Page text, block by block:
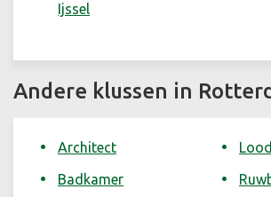
Ijssel
Andere klussen in
Architect
Badkamer